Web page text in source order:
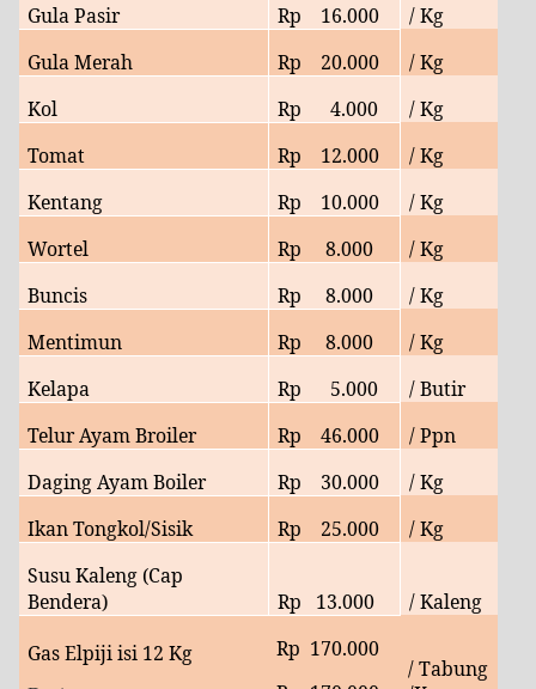
Gula Pasir
Rp 16.000
/ Kg
Gula Merah
Rp 20.000
/ Kg
Kol
Rp 4.000
/ Kg
Tomat
Rp 12.000
/ Kg
Kentang
Rp 10.000
/ Kg
Wortel
Rp 8.000
/ Kg
Buncis
Rp 8.000
/ Kg
Mentimun
Rp 8.000
/ Kg
Kelapa
Rp 5.000
/ Butir
Telur Ayam Broiler
Rp 46.000
/ Ppn
Daging Ayam Boiler
Rp 30.000
/ Kg
Ikan Tongkol/Sisik
Rp 25.000
/ Kg
Susu Kaleng (Cap
Bendera)
Rp 13.000
/ Kaleng
Gas Elpiji isi 12 Kg
Rp 170.000
/ Tabung